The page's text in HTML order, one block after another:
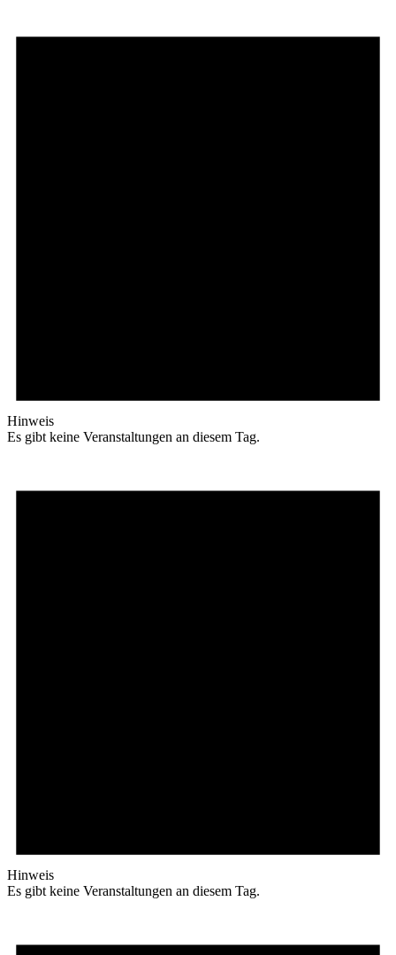
Hinweis
Es gibt keine Veranstaltungen an diesem Tag.
Hinweis
Es gibt keine Veranstaltungen an diesem Tag.